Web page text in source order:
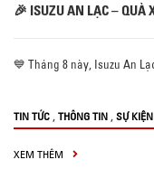
🎉 ISUZU AN LẠC – QUÀ
💙 Tháng 8 này, Isuzu An
TIN TỨC , THÔNG TIN , SỰ KIỆN
XEM THÊM